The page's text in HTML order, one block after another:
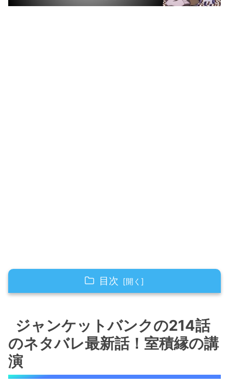
目次
話！室積縁の講演
ジャンケットバンクの214話のネタバレ最新
ジャンケットバンクの214話のネタバレ最新
ジャンケットバンクの214話
のネタバレ最新話！室積縁の講
演